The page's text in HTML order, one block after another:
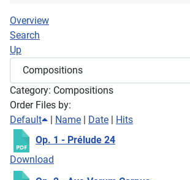
Overview
Search
Up
Category: Compositions
Order Files by:
Default
| Name | Date | Hits
Op. 1 - Prélude 24
Download